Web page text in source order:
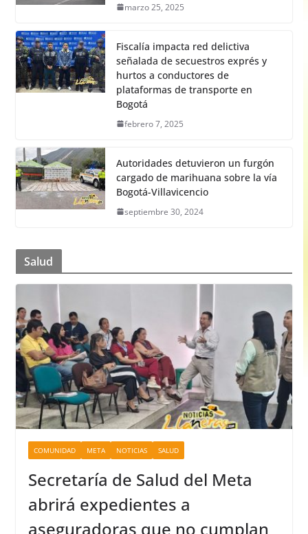
marzo 25, 2025
Fiscalía impacta red delictiva
señalada de secuestros exprés y
hurtos a conductores de
plataformas de transporte en
Bogotá
febrero 7, 2025
Autoridades detuvieron un furgón
cargado de marihuana sobre la vía
Bogotá-Villavicencio
septiembre 30, 2024
Salud
COMUNIDAD META NOTICIAS SALUD
Secretaría de Salud del Meta
abrirá expedientes a
aseguradoras que no cumplan